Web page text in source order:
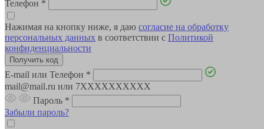
Телефон *
Нажимая на кнопку ниже, я даю согласие на обработку
персональных данных в соответствии с Политикой
конфиденциальности
E-mail или Телефон *
mail@mail.ru или 7XXXXXXXXXX
Пароль *
Забыли пароль?